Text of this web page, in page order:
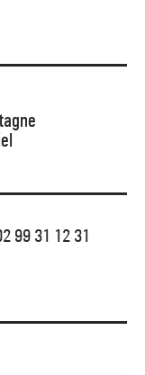
99 31 12 31